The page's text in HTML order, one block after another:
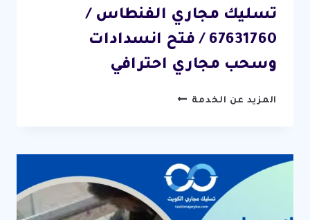
تسليك مجاري الفنطاس /
67631760 / فتح انسدادات
وسحب مجاري احترافي
المزيد عن الخدمةتسليك
67631760
/
فتح
انسدادات